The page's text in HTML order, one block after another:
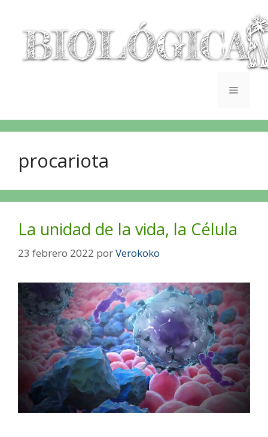
procariota
La unidad de la vida, la Célula
23 febrero 2022 porVerokoko